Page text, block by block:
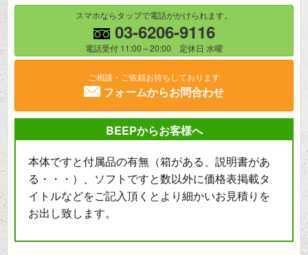
スマホならタップで電話がかけられます。
03-6206-9116
電話受付 11:00～20:00 定休日 水曜
ご相談・ご依頼お待ちしております
フォームからお問合わせ
BEEPからお客様へ
本体ですと付属品の有無（箱がある、説明書があ
る・・・）、ソフトですと数以外に価格表掲載タ
イトルなどをご記入頂くとより細かいお見積りを
お出し致します。